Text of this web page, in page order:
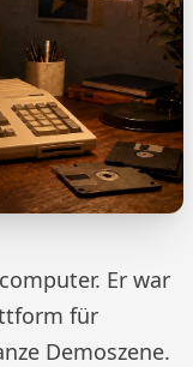
Er war
für
Demoszene.